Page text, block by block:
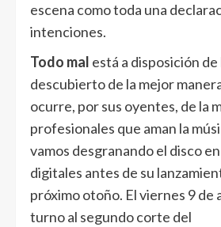
escena como toda una
intenciones.
Todo mal está a disposición
descubierto de la mejor
ocurre, por sus oyentes, de la
profesionales que aman la
vamos desgranando el disco
digitales antes de su
próximo otoño. El viernes 9 de
turno al segundo corte del